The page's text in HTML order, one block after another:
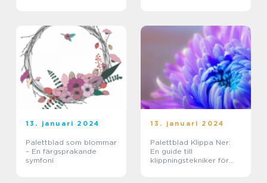
13. januari 2024
Palettblad som blommar
– En färgsprakande
symfoni
13. januari 2024
Palettblad Klippa Ner:
En guide till
klippningstekniker för